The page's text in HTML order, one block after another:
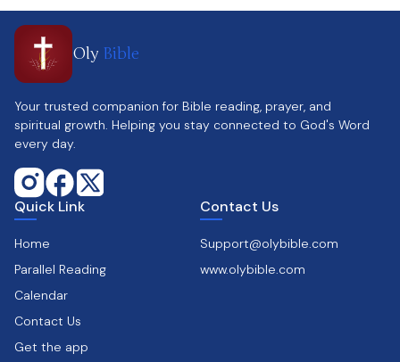
Oly Bible
Your trusted companion for Bible reading, prayer, and
spiritual growth. Helping you stay connected to God's Word
every day.
Quick Link
Home
Parallel Reading
Calendar
Contact Us
Get the app
Contact Us
Support@olybible.com
www.olybible.com